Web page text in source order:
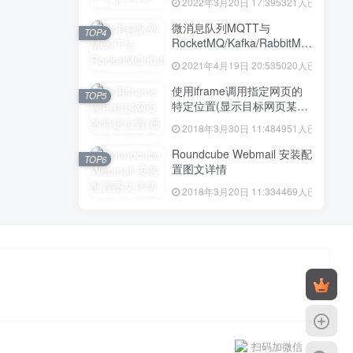
微消息队列MQTT与
RocketMQ/Kafka/RabbitMQ
2021年4月19日 20:535020人已阅读
TOP4
使用iframe调用指定网页的
特定位置(显示目标网页某区
2018年3月30日 11:484951人已阅读
TOP5
Roundcube Webmail 安装配
置图文详情
2018年3月20日 11:334469人已阅读
TOP6